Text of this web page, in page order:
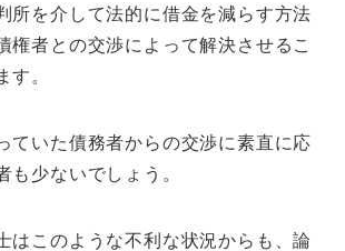
所を介して法的に借金を減らす方法
権者との交渉によって解決させるこ
す。
ていた債務者からの交渉に素直に応
も少ないでしょう。
はこのような不利な状況からも、論